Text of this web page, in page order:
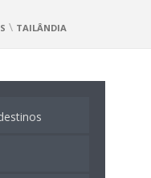
\ TAILÂNDIA